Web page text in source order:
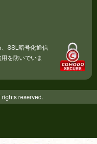
SSL暗号化通信
を防いでいま
reserved.